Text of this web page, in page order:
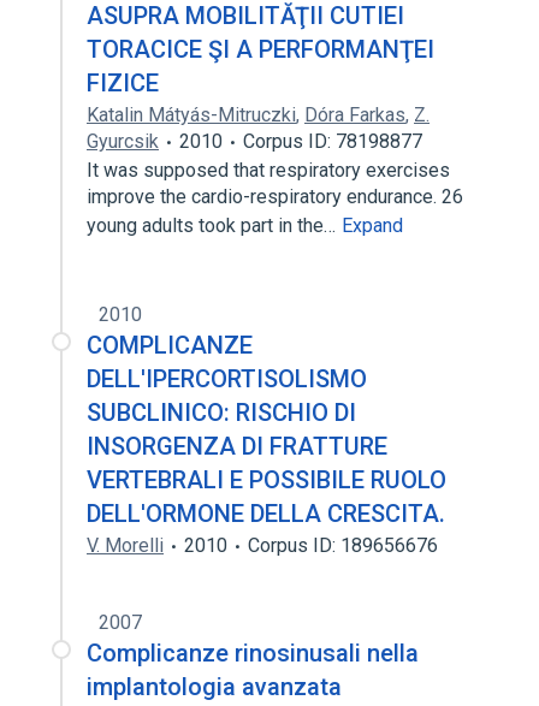
ASUPRA MOBILITĂŢII CUTIEI
TORACICE ŞI A PERFORMANŢEI
FIZICE
Katalin Mátyás-Mitruczki, Dóra Farkas, Z.
Gyurcsik
2010
Corpus ID: 78198877
It was supposed that respiratory exercises
improve the cardio-respiratory endurance. 26
young adults took part in the… Expand
2010
COMPLICANZE
DELL'IPERCORTISOLISMO
SUBCLINICO: RISCHIO DI
INSORGENZA DI FRATTURE
VERTEBRALI E POSSIBILE RUOLO
DELL'ORMONE DELLA CRESCITA.
V. Morelli 2010 Corpus ID: 189656676
2007
Complicanze rinosinusali nella
implantologia avanzata